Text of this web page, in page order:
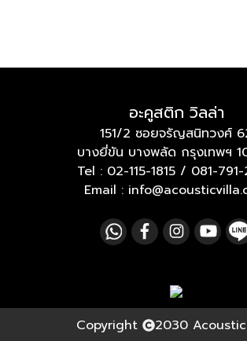
อะคูสติก วิลล่า
151/2 ซอยจรัญสนิทวงศ์
บางยี่ขัน บางพลัด กรุงเทพฯ
Tel : 02-115-1815 / 081-
Email :
Copyright 2030